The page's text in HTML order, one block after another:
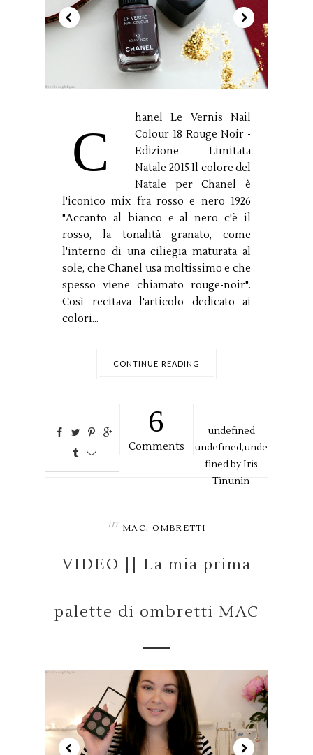
C
hanel Le Vernis Nail
Colour 18 Rouge Noir -
Edizione Limitata
Natale 2015 Il colore del
Natale per Chanel è
l'iconico mix fra rosso e nero 1926
"Accanto al bianco e al nero c'è il
rosso, la tonalità granato, come
l'interno di una ciliegia maturata al
sole, che Chanel usa moltissimo e che
spesso viene chiamato rouge-noir".
Così recitava l'articolo dedicato ai
colori...
CONTINUE READING
6
Comments
undefined
undefined,unde
fined byIris
Tinunin
in MAC, OMBRETTI
VIDEO || La mia prima
palette di ombretti MAC